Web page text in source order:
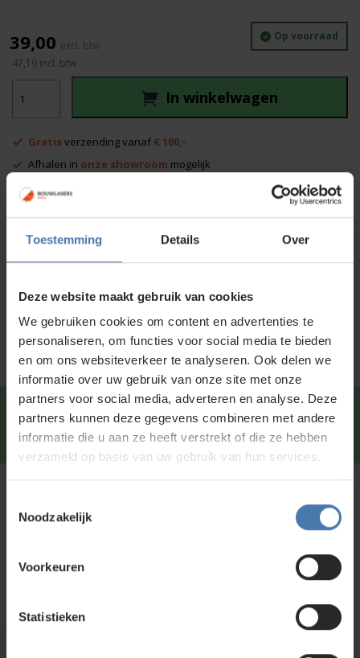
Toestemming Details Over
Deze website maakt gebruik van cookies
We gebruiken cookies om content en advertenties te
personaliseren, om functies voor social media te bieden
en om ons websiteverkeer te analyseren. Ook delen we
informatie over uw gebruik van onze site met onze
partners voor social media, adverteren en analyse. Deze
partners kunnen deze gegevens combineren met andere
informatie die u aan ze heeft verstrekt of die ze hebben
verzameld op basis van uw gebruik van hun services.
Noodzakelijk
Voorkeuren
Statistieken
Op voorraad
Lader
CH200
47,19 incl. btw
In winkelwagen
39,00
Gratis verzending vanaf € 100,-
Afhalen in onze showroom mogelijk
Voor 15:00 besteld is
Productinformatie
Snel en direct contact?We beantwoorden je vragen
graag viaWhatsapp.
Neem contact met ons op of of bezoek onze showroom in
ons assortiment aan
, meetinstrumenten en
accessoires.